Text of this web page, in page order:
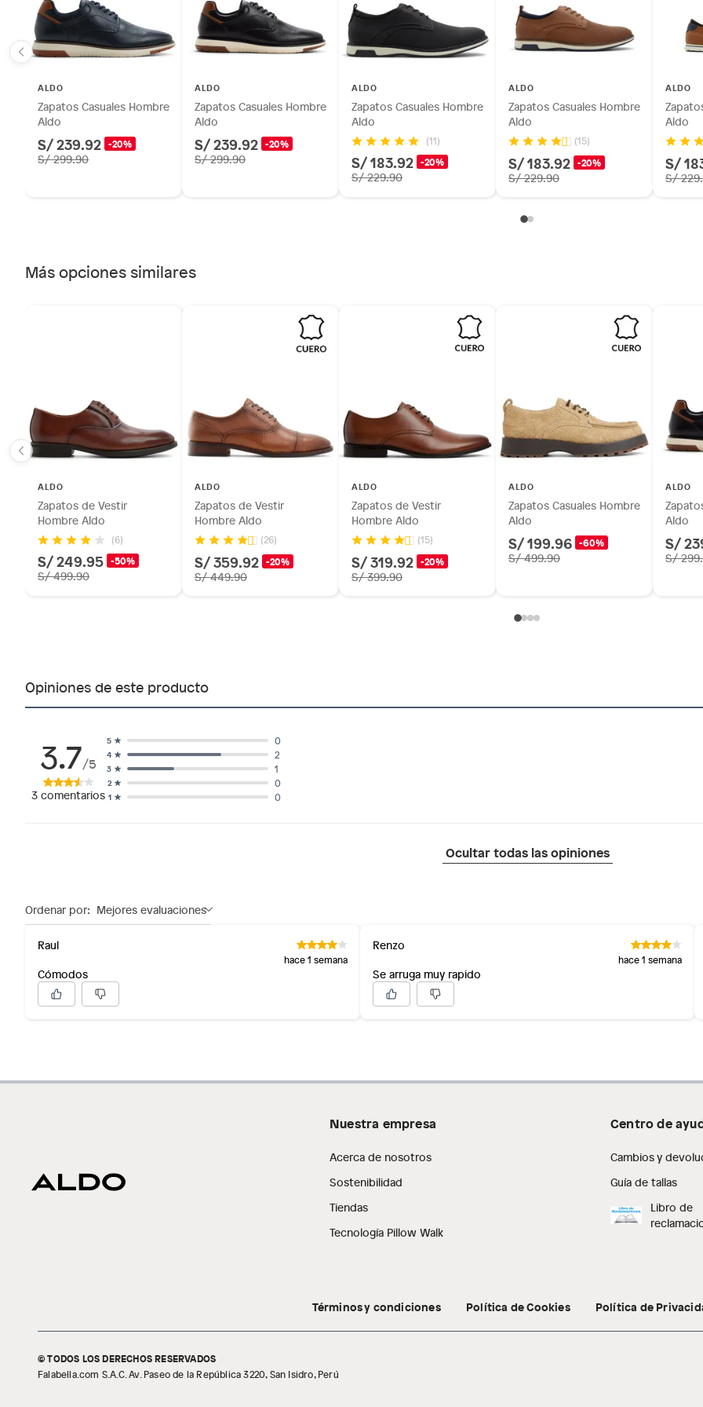
Forma de la punta Almendrada
Alimentos, bebidas, fórmulas y leches para bebés.
Productos hechos a medida.
Pinturas de color a pedido.
Productos que hayan sido previamente instalados.
Baterías de auto.
Motocicletas y bicicletas motorizadas.
Licores y cigarros electrónicos.
ALDO
Zapatos Casuales Hombre
Aldo
S/ 239.92 -20%
S/ 299.90
ALDO
Zapatos Casuales Hombre
Aldo
S/ 239.92 -20%
S/ 299.90
ALDO
Zapatos Casuales Hombre
Aldo
(11)
S/ 183.92 -20%
S/ 229.90
ALDO
Zapatos Casuales Hombre
Aldo
(15)
S/ 183.92 -20%
S/ 229.90
ALDO
Aldo
S/
S/
Más opciones similares
ALDO
Zapatos de Vestir
Hombre Aldo
(6)
S/ 249.95 -50%
S/ 499.90
ALDO
Zapatos de Vestir
Hombre Aldo
(26)
S/ 359.92 -20%
S/ 449.90
ALDO
Zapatos de Vestir
Hombre Aldo
(15)
S/ 319.92 -20%
S/ 399.90
ALDO
Zapatos Casuales Hombre
Aldo
S/ 199.96 -60%
S/ 499.90
ALDO
Aldo
S/
S/
Opiniones de este producto
3.7/5
3 comentarios 1 0
2 0
3 1
4 2
5 0
Ocultar todas las opiniones
Ordenar por: Mejores evaluaciones
Raul
hace 1 semana
Cómodos
Renzo
hace 1 semana
Se arruga muy rapido
Nuestra empresa
Acerca de nosotros
Sostenibilidad
Tiendas
Tecnología Pillow Walk
Centro de
Cambios y
Guía de tallas
Libro de
Términos y condiciones Política de Cookies Política de
© TODOS LOS DERECHOS RESERVADOS
Falabella.com S.A.C. Av. Paseo de la República 3220, San Isidro, Perú